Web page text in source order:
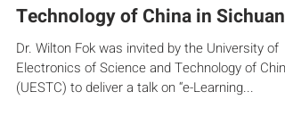
on e-Learning in a school in
Chengdu and the University of
Electronics of Science and
Technology of China in Sichuan